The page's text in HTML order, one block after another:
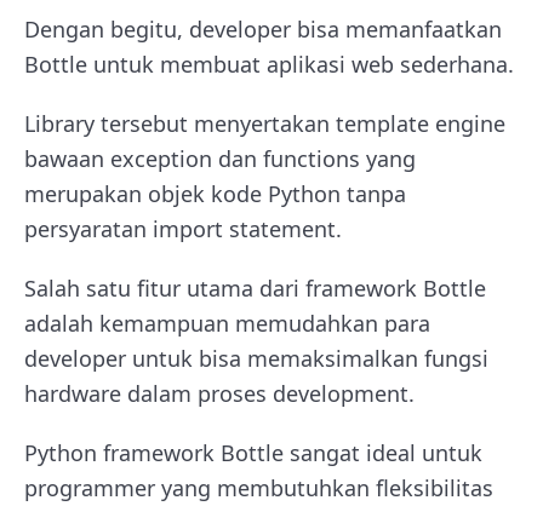
Dengan begitu, developer bisa memanfaatkan
Bottle untuk membuat aplikasi web sederhana.
Library tersebut menyertakan template engine
bawaan exception dan functions yang
merupakan objek kode Python tanpa
persyaratan import statement.
Salah satu fitur utama dari framework Bottle
adalah kemampuan memudahkan para
developer untuk bisa memaksimalkan fungsi
hardware dalam proses development.
Python framework Bottle sangat ideal untuk
programmer yang membutuhkan fleksibilitas